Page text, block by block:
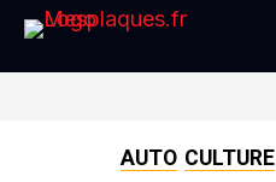
AUTO CULTURE